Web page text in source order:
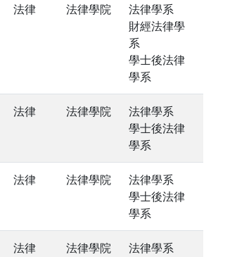
法律 法律學院
法律學系
財經法律學
系
學士後法律
學系
法律 法律學院
法律學系
學士後法律
學系
法律 法律學院
法律學系
學士後法律
學系
法律 法律學院
法律學系